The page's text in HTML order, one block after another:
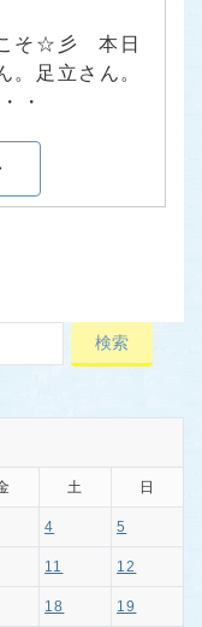
こそ☆彡 本日
。足立さん。
・
土 日
4 5
11 12
18 19